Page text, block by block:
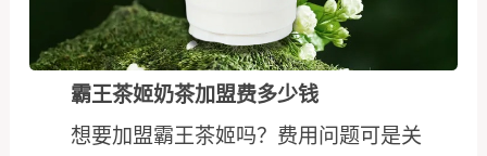
霸王茶姬奶茶加盟费多少钱
想要加盟霸王茶姬吗？费用问题可是关